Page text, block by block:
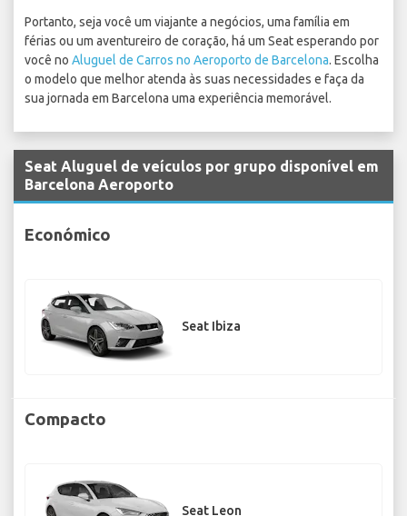
Portanto, seja você um viajante a negócios, uma família em
férias ou um aventureiro de coração, há um Seat esperando por
você no Aluguel de Carros no Aeroporto de Barcelona. Escolha
o modelo que melhor atenda às suas necessidades e faça da
sua jornada em Barcelona uma experiência memorável.
Seat Aluguel de veículos por grupo disponível em
Barcelona Aeroporto
Económico
Seat Ibiza
Compacto
Seat Leon